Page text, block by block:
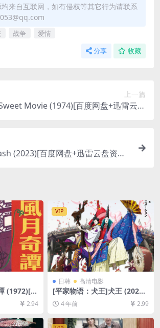
来自互联网，如有侵权等其它行为请联系
战争 爱情
分享 收藏
上一篇
Movie (1974)[百度网盘+迅雷云盘
(2023)[百度网盘+迅雷云盘资源1
(1972)[百
源1080P
中
2.94
VIP
日韩 高清电影
[平家物语：犬王]犬王 (2021)
[百度网盘+迅雷云盘资源1080
P超清未删减][MP4/2GB][日
语中字]
4 年前 2.99